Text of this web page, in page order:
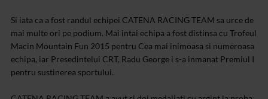
Si iata ca a fost randul echipei CATENA RACING TEAM sa urce de
mai multe ori pe podium. Mai intai echipa a fost distinsa cu Trofeul
Macin Mountain Fun 2015 pentru Cea mai inimoasa si numeroasa
echipa, iar Presedintelui CRT, Radu George i s-a inmanat Premiul I
pentru sustinerea sportului.